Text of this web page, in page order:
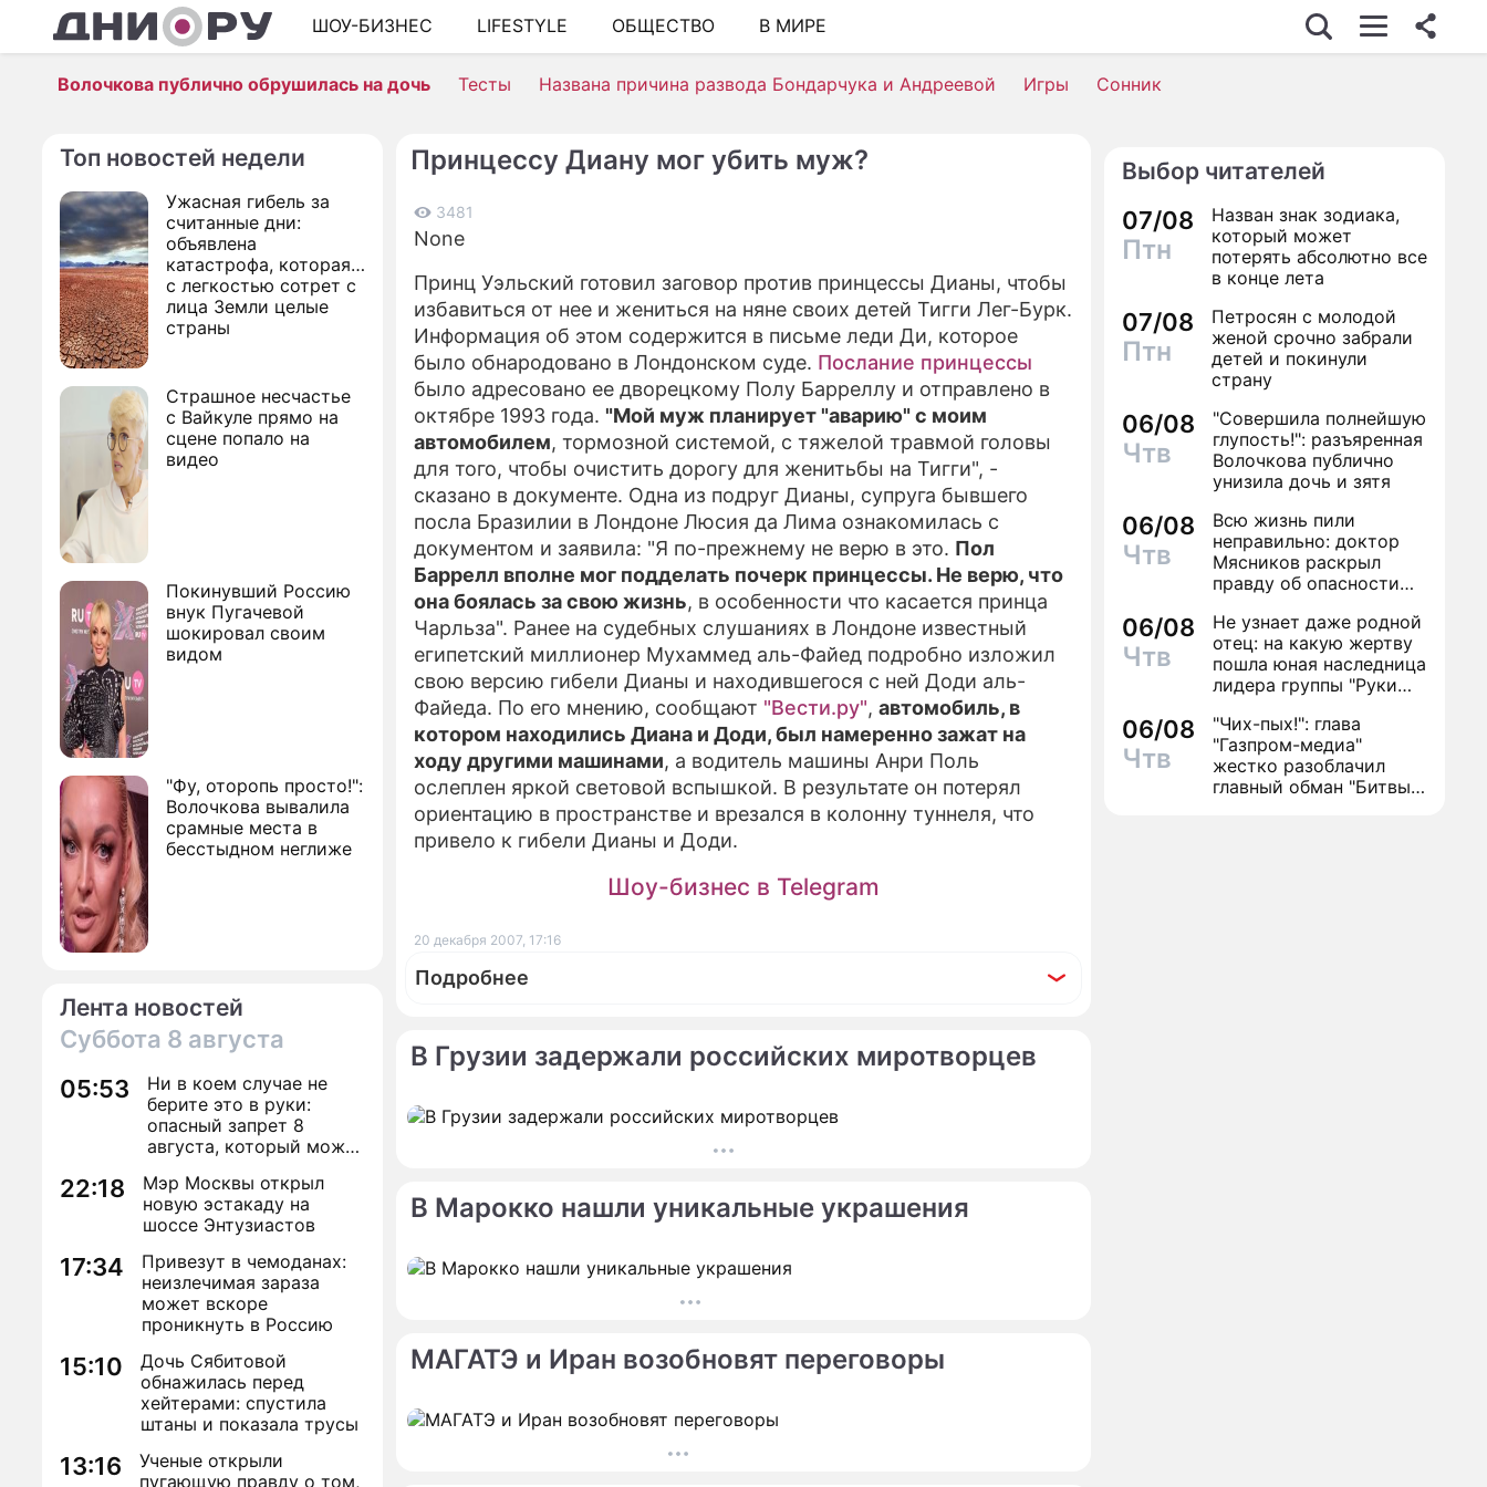
ШОУ-БИЗНЕС LIFESTYLE ОБЩЕСТВО
В МИРЕ
ШОУ-БИЗНЕС
АВТО
ЭКОНОМИКА
ПРОИСШЕСТВИЯ
СОННИК
СТИЛЬ ЖИЗНИ
СЕРИАЛЫ
ИГРЫ
ПРЕСС-РЕЛИЗЫ
О ПРОЕКТЕ
Волочкова публично обрушилась на дочь Тесты Названа причина развода Бондарчука и Андреевой Игры Сонник
Топ новостей недели
Ужасная гибель за
считанные дни:
объявлена
катастрофа, которая
с легкостью сотрет с
лица Земли целые
страны
Страшное несчастье
с Вайкуле прямо на
сцене попало на
видео
Покинувший Россию
внук Пугачевой
шокировал своим
видом
"Фу, оторопь просто!":
Волочкова вывалила
срамные места в
бесстыдном неглиже
Лента новостей
Суббота 8 августа
05:53
Ни в коем случае не
берите это в руки:
опасный запрет 8
августа, который может
женское счастье
22:18
Мэр Москвы открыл
новую эстакаду на
шоссе Энтузиастов
17:34
Привезут в чемоданах:
неизлечимая зараза
может вскоре
проникнуть в Россию
15:10
Дочь Сябитовой
обнажилась перед
хейтерами: спустила
штаны и показала трусы
13:16
Ученые открыли
пугающую правду о том,
Принцессу Диану мог убить муж?
3481
None
Принц Уэльский готовил заговор против принцессы Дианы, чтобы
избавиться от нее и жениться на няне своих детей Тигги Лег-Бурк.
Информация об этом содержится в письме леди Ди, которое
было обнародовано в Лондонском суде. Послание принцессы
было адресовано ее дворецкому Полу Барреллу и отправлено в
октябре 1993 года. "Мой муж планирует "аварию" с моим
автомобилем, тормозной системой, с тяжелой травмой головы
для того, чтобы очистить дорогу для женитьбы на Тигги", -
сказано в документе. Одна из подруг Дианы, супруга бывшего
посла Бразилии в Лондоне Люсия да Лима ознакомилась с
документом и заявила: "Я по-прежнему не верю в это. Пол
Баррелл вполне мог подделать почерк принцессы. Не верю, что
она боялась за свою жизнь, в особенности что касается принца
Чарльза". Ранее на судебных слушаниях в Лондоне известный
египетский миллионер Мухаммед аль-Файед подробно изложил
свою версию гибели Дианы и находившегося с ней Доди аль-
Файеда. По его мнению, сообщают "Вести.ру", автомобиль, в
котором находились Диана и Доди, был намеренно зажат на
ходу другими машинами, а водитель машины Анри Поль
ослеплен яркой световой вспышкой. В результате он потерял
ориентацию в пространстве и врезался в колонну туннеля, что
привело к гибели Дианы и Доди.
Шоу-бизнес в Telegram
20 декабря 2007, 17:16
Подробнее
По теме
Подруга раскрыла тайный роман
Диана пыталась спасти брак по
В Грузии задержали российских миротворцев
В Марокко нашли уникальные украшения
МАГАТЭ и Иран возобновят переговоры
Выбор читателей
07/08
Птн
Назван знак зодиака,
который может
потерять абсолютно все
в конце лета
07/08
Птн
Петросян с молодой
женой срочно забрали
детей и покинули
страну
06/08
Чтв
"Совершила полнейшую
глупость!": разъяренная
Волочкова публично
унизила дочь и зятя
06/08
Чтв
Всю жизнь пили
неправильно: доктор
Мясников раскрыл
правду об опасности
06/08
Чтв
Не узнает даже родной
отец: на какую жертву
пошла юная наследница
лидера группы "Руки
славы
06/08
Чтв
"Чих-пых!": глава
"Газпром-медиа"
жестко разоблачил
главный обман "Битвы